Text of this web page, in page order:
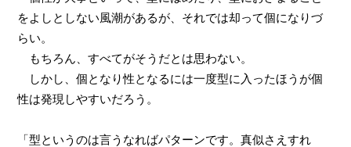
をよしとしない風潮があるが、それでは却って個になりづ
らい。
もちろん、すべてがそうだとは思わない。
しかし、個となり性となるには一度型に入ったほうが個
性は発現しやすいだろう。
「型というのは言うなればパターンです。真似さえすれ